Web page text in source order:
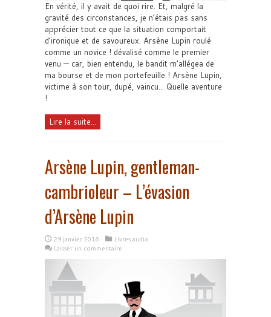
En vérité, il y avait de quoi rire. Et, malgré la
gravité des circonstances, je n’étais pas sans
apprécier tout ce que la situation comportait
d’ironique et de savoureux. Arsène Lupin roulé
comme un novice ! dévalisé comme le premier
venu — car, bien entendu, le bandit m’allégea de
ma bourse et de mon portefeuille ! Arsène Lupin,
victime à son tour, dupé, vaincu... Quelle aventure
!
Lire la suite...
Arsène Lupin, gentleman-
cambrioleur – L’évasion
d’Arsène Lupin
29 janvier 2016
Livres audio
Laisser un commentaire